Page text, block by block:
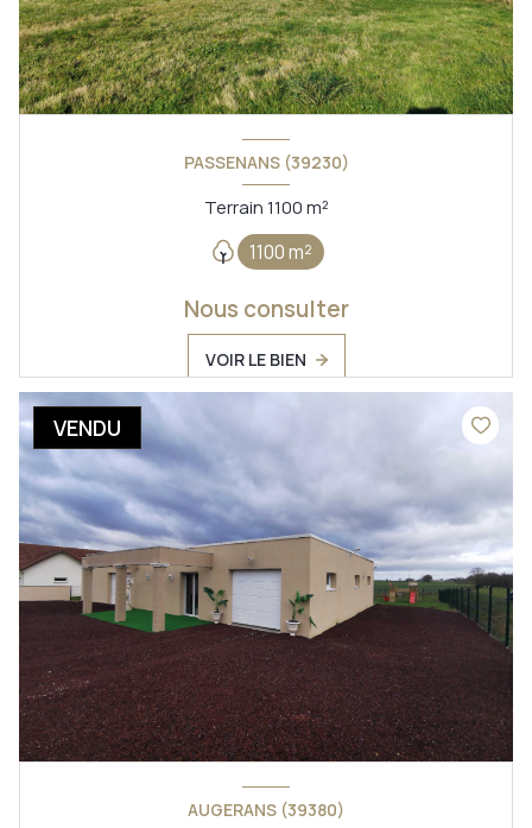
PASSENANS (39230)
Terrain 1100 m²
1100 m²
Nous consulter
VOIR LE BIEN
VENDU
AUGERANS (39380)